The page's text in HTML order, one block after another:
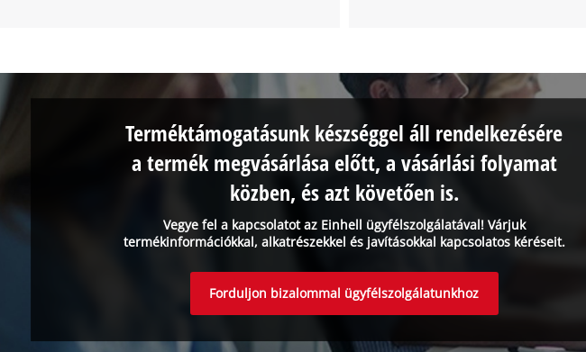
Vegye fel a kapcsolatot az Einhell ügyfélszolgálatával! Várjuk
termékinformációkkal, alkatrészekkel és javításokkal kapcsolatos kéréseit.
Terméktámogatásunk készséggel áll rendelkezésére
a termék megvásárlása előtt, a vásárlási folyamat
közben, és azt követően is.
Forduljon bizalommal ügyfélszolgálatunkhoz